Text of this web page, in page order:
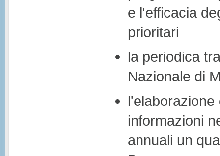
e l'efficacia
prioritari
la periodica
Nazionale di
informazioni
annuali un